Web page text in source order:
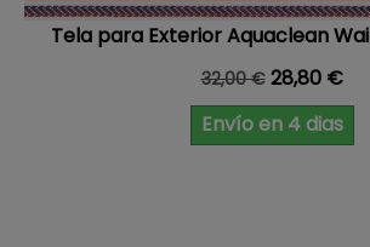
Tela para Exterior Aquaclean
Precio base
32,00 € Precio
28,80 €
Envío en 4 dias